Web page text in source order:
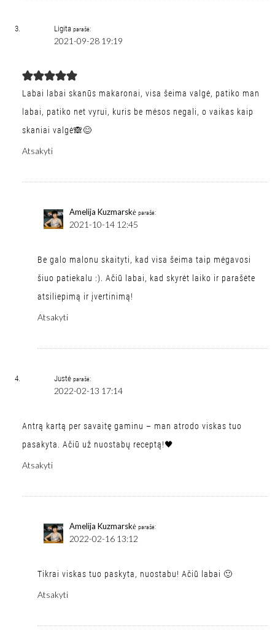
Ligita parašė:
2021-09-28 19:19
Labai labai skanūs makaronai, visa šeima valgė, patiko man
labai, patiko net vyrui, kuris be mėsos negali, o vaikas kaip
skaniai valgė🙈😊
Atsakyti
Amelija Kuzmarskė parašė:
2021-10-14 12:45
Be galo malonu skaityti, kad visa šeima taip mėgavosi
šiuo patiekalu :). Ačiū labai, kad skyrėt laiko ir parašėte
atsiliepimą ir įvertinimą!
Atsakyti
Justė parašė:
2022-02-13 17:14
Antrą kartą per savaitę gaminu – man atrodo viskas tuo
pasakyta. Ačiū už nuostabų receptą!🖤
Atsakyti
Amelija Kuzmarskė parašė:
2022-02-16 13:12
Tikrai viskas tuo paskyta, nuostabu! Ačiū labai 🙂
Atsakyti